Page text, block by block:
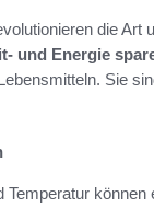
die Art
und Energie
Sie